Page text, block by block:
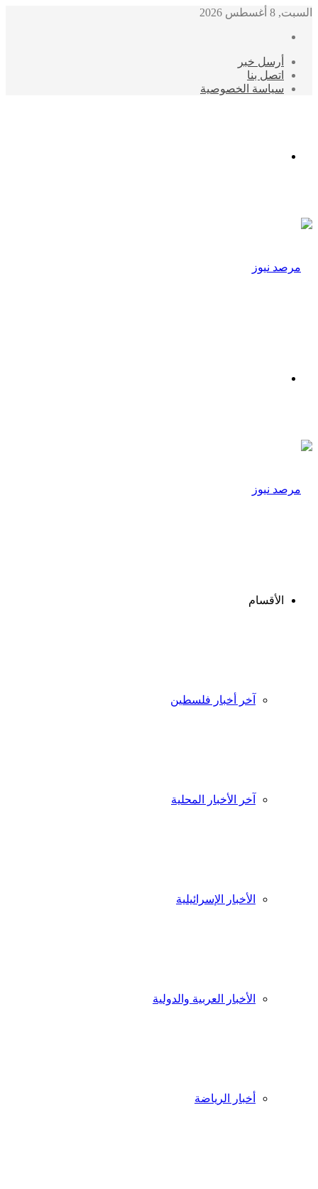
السبت, 8 أغسطس 2026
أرسل خبر
اتصل بنا
سياسة الخصوصية
الأقسام
آخر أخبار فلسطين
آخر الأخبار المحلية
الأخبار الإسرائيلية
الأخبار العربية والدولية
أخبار الرياضة